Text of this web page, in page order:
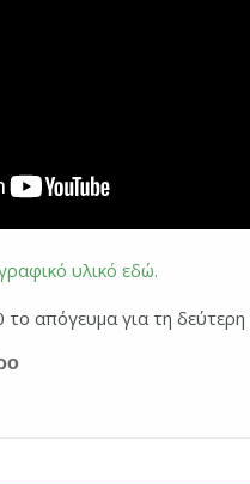
υλικό εδώ.
απόγευμα για τη